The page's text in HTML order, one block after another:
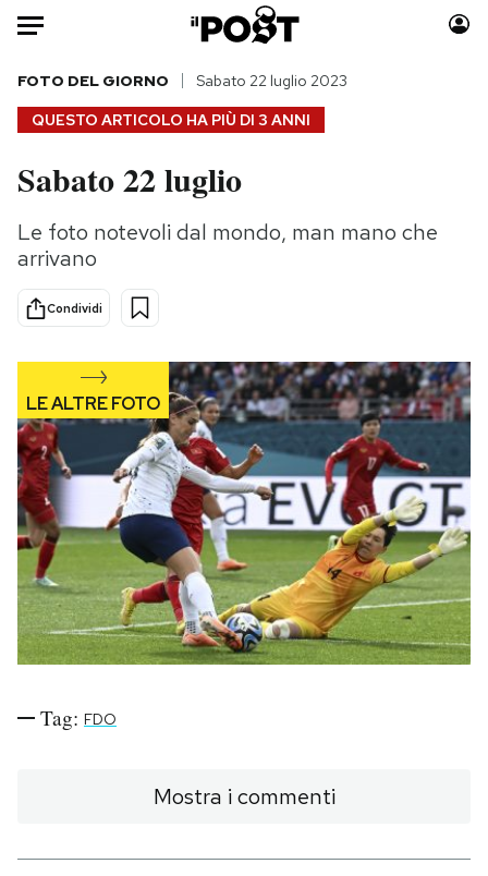
Auto
HOME
Italia
Politica
Internet
Cultura
Economia
Consumismi
Europa
Altrecose
Mondiali calcio 2026
PODCAST
NEWSLETTER
QUESTO ARTICOLO HA PIÙ DI 3 ANNI
FOTO DEL GIORNO Sabato 22 luglio 2023
Sabato 22 luglio
Le foto notevoli dal mondo, man mano che
arrivano
Condividi
Tag: FDO
Mostra i commenti